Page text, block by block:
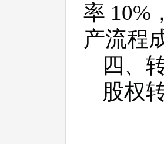
率 10%
产流程
四、
股权